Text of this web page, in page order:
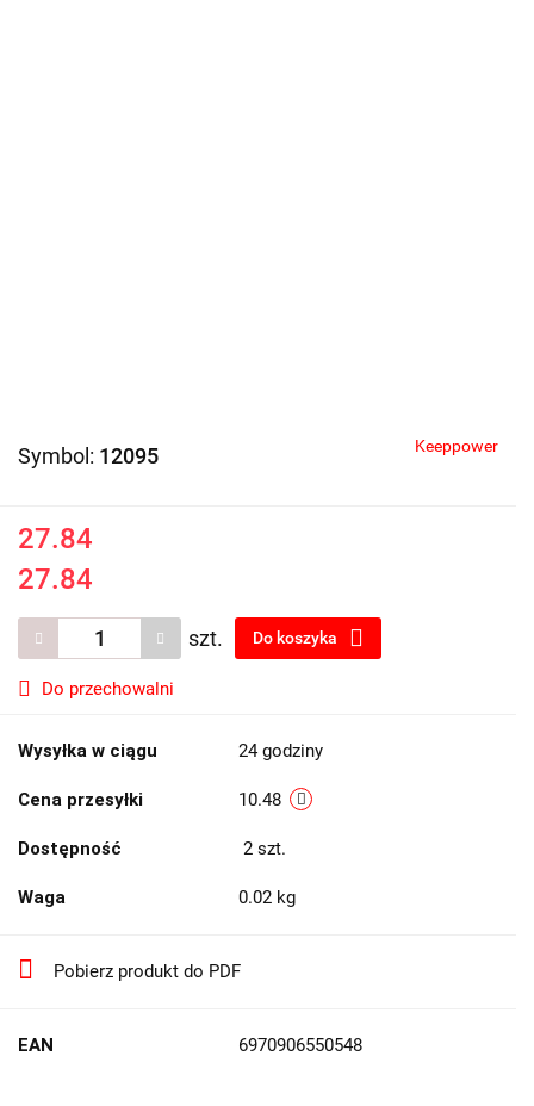
Symbol: 12095 Keeppower
27.84
27.84
szt. Do koszyka
Do przechowalni
Wysyłka w ciągu 24 godziny
Cena przesyłki 10.48
Dostępność 2 szt.
Waga 0.02 kg
Pobierz produkt do PDF
EAN 6970906550548